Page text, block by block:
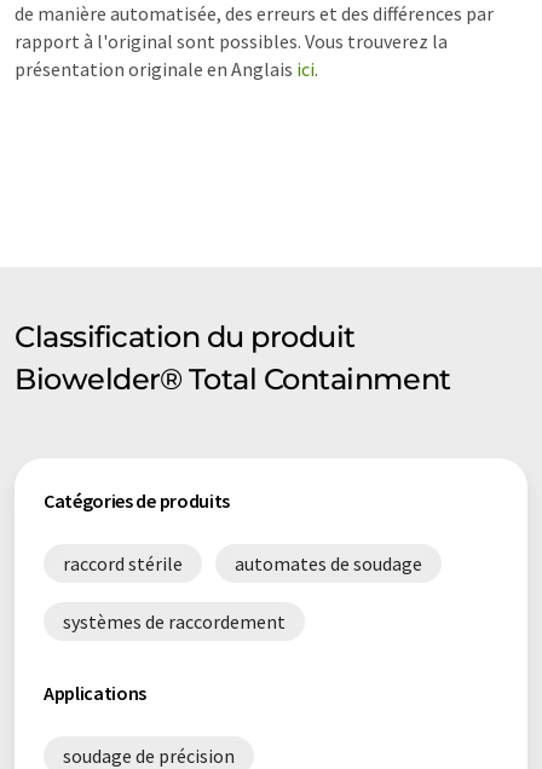
de manière automatisée, des erreurs et des différences par
rapport à l'original sont possibles. Vous trouverez la
présentation originale en Anglais ici.
Classification du produit
Biowelder® Total Containment
Catégories de produits
raccord stérile automates de soudage
systèmes de raccordement
Applications
soudage de précision